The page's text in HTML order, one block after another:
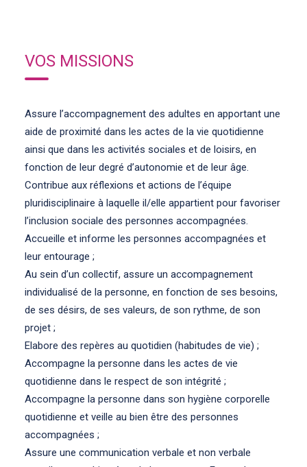
VOS MISSIONS
Assure l’accompagnement des adultes en apportant une
aide de proximité dans les actes de la vie quotidienne
ainsi que dans les activités sociales et de loisirs, en
fonction de leur degré d’autonomie et de leur âge.
Contribue aux réflexions et actions de l’équipe
pluridisciplinaire à laquelle il/elle appartient pour favoriser
l’inclusion sociale des personnes accompagnées.
Accueille et informe les personnes accompagnées et
leur entourage ;
Au sein d’un collectif, assure un accompagnement
individualisé de la personne, en fonction de ses besoins,
de ses désirs, de ses valeurs, de son rythme, de son
projet ;
Elabore des repères au quotidien (habitudes de vie) ;
Accompagne la personne dans les actes de vie
quotidienne dans le respect de son intégrité ;
Accompagne la personne dans son hygiène corporelle
quotidienne et veille au bien être des personnes
accompagnées ;
Assure une communication verbale et non verbale